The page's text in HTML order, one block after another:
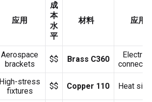
应用
成
本
水
平
材料 应用
Aerospace
brackets
$$ Brass C360
High-stress
fixtures
$$ Copper 110 Heat